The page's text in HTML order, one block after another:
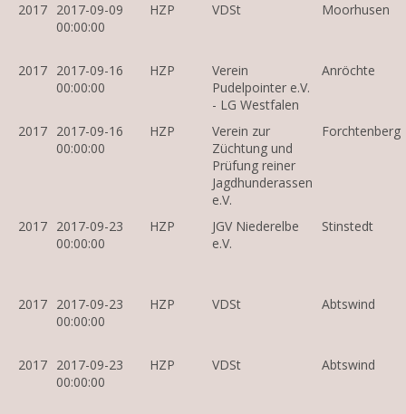
2017 2017-09-09
00:00:00
HZP VDSt Moorhusen
2017 2017-09-16
00:00:00
HZP
Verein
Pudelpointer e.V.
- LG Westfalen
Anröchte
2017 2017-09-16
00:00:00
HZP
Verein zur
Züchtung und
Prüfung reiner
Jagdhunderassen
e.V.
Forchtenberg
2017 2017-09-23
00:00:00
HZP
JGV Niederelbe
e.V.
Stinstedt
2017 2017-09-23
00:00:00
HZP VDSt Abtswind
2017 2017-09-23
00:00:00
HZP VDSt Abtswind